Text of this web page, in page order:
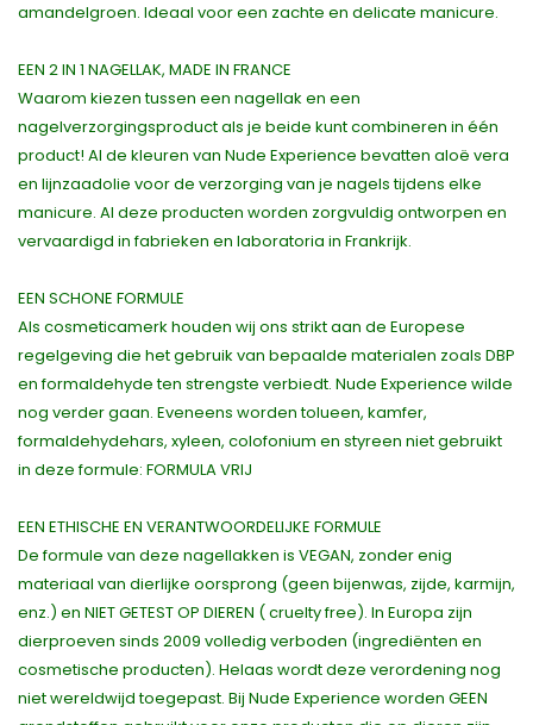
amandelgroen. Ideaal voor een zachte en delicate manicure.
EEN 2 IN 1 NAGELLAK, MADE IN FRANCE
Waarom kiezen tussen een nagellak en een
nagelverzorgingsproduct als je beide kunt combineren in één
product! Al de kleuren van Nude Experience bevatten aloë vera
en lijnzaadolie voor de verzorging van je nagels tijdens elke
manicure. Al deze producten worden zorgvuldig ontworpen en
vervaardigd in fabrieken en laboratoria in Frankrijk.
EEN SCHONE FORMULE
Als cosmeticamerk houden wij ons strikt aan de Europese
regelgeving die het gebruik van bepaalde materialen zoals DBP
en formaldehyde ten strengste verbiedt. Nude Experience wilde
nog verder gaan. Eveneens worden tolueen, kamfer,
formaldehydehars, xyleen, colofonium en styreen niet gebruikt
in deze formule: FORMULA VRIJ
EEN ETHISCHE EN VERANTWOORDELIJKE FORMULE
De formule van deze nagellakken is VEGAN, zonder enig
materiaal van dierlijke oorsprong (geen bijenwas, zijde, karmijn,
enz.) en NIET GETEST OP DIEREN ( cruelty free). In Europa zijn
dierproeven sinds 2009 volledig verboden (ingrediënten en
cosmetische producten). Helaas wordt deze verordening nog
niet wereldwijd toegepast. Bij Nude Experience worden GEEN